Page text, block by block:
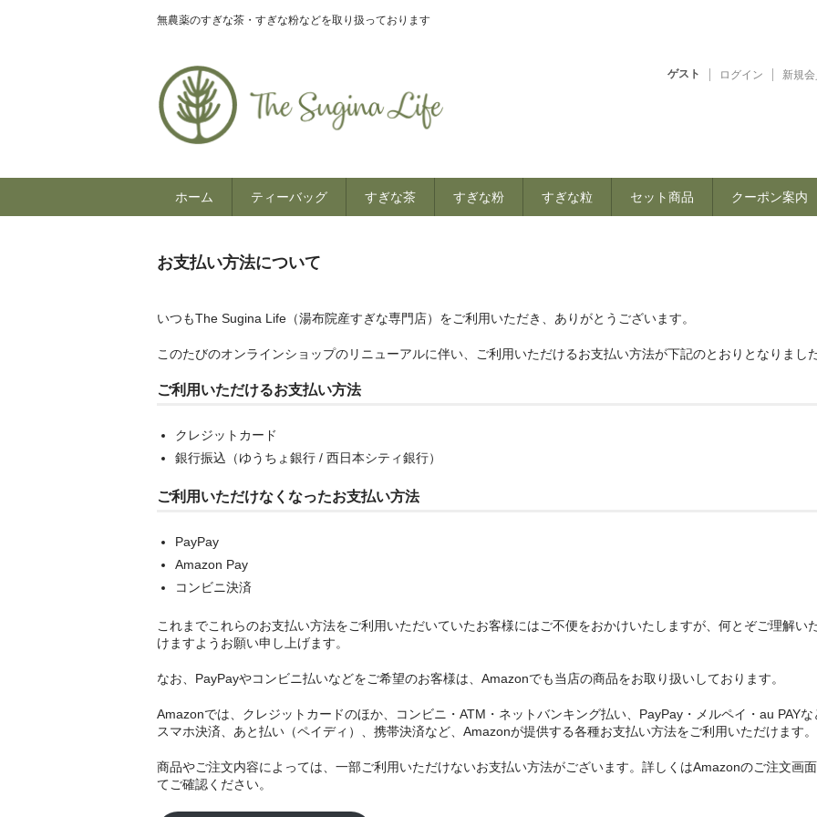
無農薬のすぎな茶・すぎな粉などを取り扱っております
ゲスト ログイン 新規
ホーム ティーバッグ すぎな茶 すぎな粉 すぎな粒 セット商品 クーポン案内
お支払い方法について
いつもThe Sugina Life（湯布院産すぎな専門店）をご利用いただき、ありがとうございます。
このたびのオンラインショップのリニューアルに伴い、ご利用いただけるお支払い方法が下記のとおりとなりました
ご利用いただけるお支払い方法
クレジットカード
銀行振込（ゆうちょ銀行 / 西日本シティ銀行）
ご利用いただけなくなったお支払い方法
PayPay
Amazon Pay
コンビニ決済
これまでこれらのお支払い方法をご利用いただいていたお客様にはご不便をおかけいたしますが、何とぞご理解い
けますようお願い申し上げます。
なお、PayPayやコンビニ払いなどをご希望のお客様は、Amazonでも当店の商品をお取り扱いしております。
Amazonでは、クレジットカードのほか、コンビニ・ATM・ネットバンキング払い、PayPay・メルペイ・au PAYな
スマホ決済、あと払い（ペイディ）、携帯決済など、Amazonが提供する各種お支払い方法をご利用いただけます。
商品やご注文内容によっては、一部ご利用いただけないお支払い方法がございます。詳しくはAmazonのご注文画
てご確認ください。